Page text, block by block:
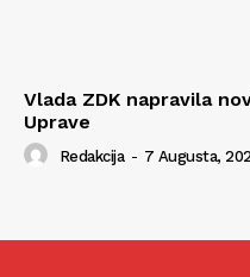
Vlada ZDK napravila
Uprave
Redakcija - 7 Augusta,